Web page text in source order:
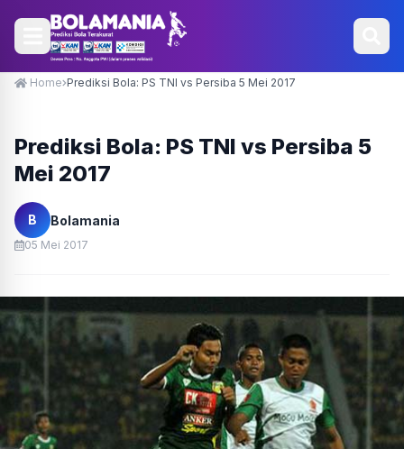
Home Prediksi Bola: PS TNI vs Persiba 5 Mei 2017
Prediksi Bola: PS TNI vs Persiba 5
Mei 2017
B Bolamania
05 Mei 2017